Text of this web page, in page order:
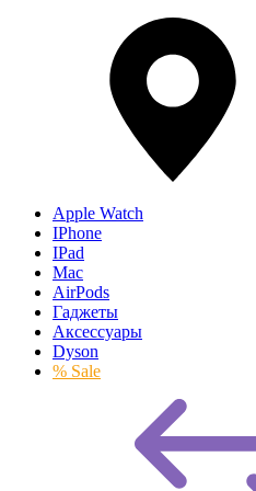
Apple Watch
IPhone
IPad
Mac
AirPods
Гаджеты
Аксессуары
Dyson
% Sale